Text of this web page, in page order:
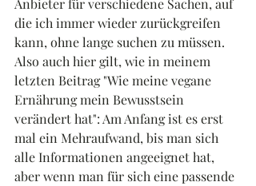
Anbieter für verschiedene Sachen, auf
die ich immer wieder zurückgreifen
kann, ohne lange suchen zu müssen.
Also auch hier gilt, wie in meinem
letzten Beitrag "Wie meine vegane
Ernährung mein Bewusstsein
verändert hat": Am Anfang ist es erst
mal ein Mehraufwand, bis man sich
alle Informationen angeeignet hat,
aber wenn man für sich eine passende